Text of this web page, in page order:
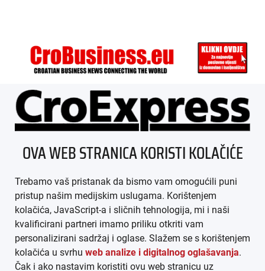
ÜBER UNS
IMPRESSUM
AGB
DATENSCHUTZ
MEDIADATEN
OVA WEB STRANICA KORISTI KOLAČIĆE
Trebamo vaš pristanak da bismo vam omogućili puni
pristup našim medijskim uslugama. Korištenjem
kolačića, JavaScript-a i sličnih tehnologija, mi i naši
kvalificirani partneri imamo priliku otkriti vam
personalizirani sadržaj i oglase. Slažem se s korištenjem
kolačića u svrhu web analize i digitalnog oglašavanja.
Čak i ako nastavim koristiti ovu web stranicu uz